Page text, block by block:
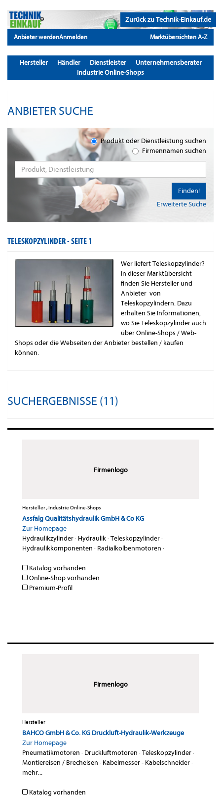
Zurück zu Technik-Einkauf.de
Anbieter werdenAnmelden Marktübersichten A-Z
Hersteller Händler Dienstleister
Unternehmensberater
Industrie Online-Shops
ANBIETER SUCHE
Produkt oder Dienstleistung suchen
Firmennamen suchen
Erweiterte Suche
Finden!
TELESKOPZYLINDER -SEITE 1
Wer liefert Teleskopzylinder?
In dieser Marktübersicht
finden Sie Hersteller und
Anbieter von
Teleskopzylindern. Dazu
erhalten Sie Informationen,
wo Sie Teleskopzylinder auch
über Online-Shops / Web-
Shops oder die Webseiten der Anbieter bestellen / kaufen
können.
SUCHERGEBNISSE (11)
Firmenlogo
Hersteller , Industrie Online-Shops
Assfalg Qualitätshydraulik GmbH & Co KG
Zur Homepage
Hydraulikzylinder· Hydraulik·Teleskopzylinder·
Hydraulikkomponenten · Radialkolbenmotoren ·
Katalog vorhanden
Online-Shop vorhanden
Premium-Profil
Firmenlogo
Hersteller
BAHCO GmbH & Co. KG Druckluft-Hydraulik-Werkzeuge
Zur Homepage
Pneumatikmotoren · Druckluftmotoren ·Teleskopzylinder·
Montiereisen / Brecheisen · Kabelmesser - Kabelschneider·
mehr...
Katalog vorhanden